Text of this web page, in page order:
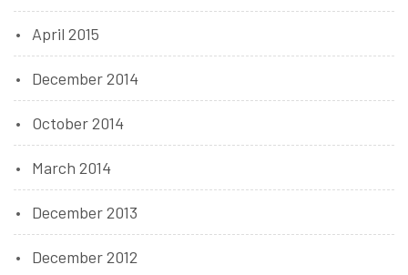
April 2015
December 2014
October 2014
March 2014
December 2013
December 2012